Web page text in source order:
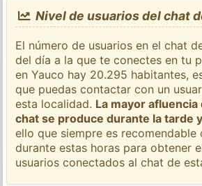
Nivel de usuarios del chat
El número de usuarios en el chat
del día a la que te conectes en tu
en Yauco hay 20.295 habitantes,
que puedas contactar con un
esta localidad. La mayor
chat se produce durante la tarde
ello que siempre es recomendable
durante estas horas para obtener
usuarios conectados al chat de